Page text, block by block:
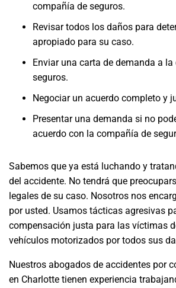
compañía de seguros.
Revisar todos los daños para
apropiado para su caso.
Enviar una carta de demanda a
seguros.
Negociar un acuerdo completo y
Presentar una demanda si no
acuerdo con la compañía de
Sabemos que ya está luchando y
del accidente. No tendrá que
legales de su caso. Nosotros nos
por usted. Usamos tácticas agresivas
compensación justa para las víctimas
vehículos motorizados por todos sus
Nuestros abogados de accidentes por
en Charlotte tienen experiencia